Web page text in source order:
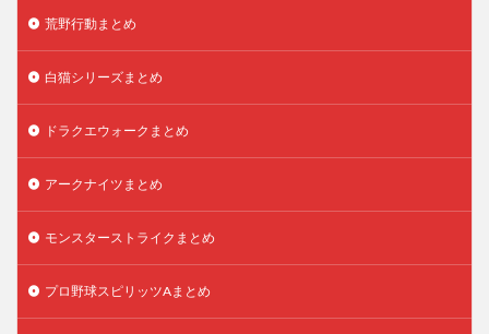
荒野行動まとめ
白猫シリーズまとめ
ドラクエウォークまとめ
アークナイツまとめ
モンスターストライクまとめ
プロ野球スピリッツAまとめ